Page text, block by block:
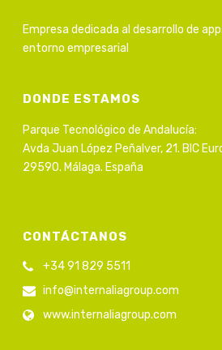
Empresa dedicada al desarrollo de
entorno empresarial
DONDE ESTAMOS
Parque Tecnológico de Andalucía:
Avda Juan López Peñalver, 21. BIC
29590. Málaga. España
CONTÁCTANOS
+34 91 829 5511
info@internaliagroup.com
www.internaliagroup.com